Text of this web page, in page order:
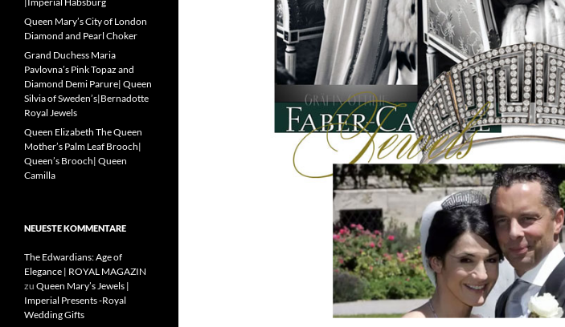
Queen Mary’s City of London
Diamond and Pearl Choker
Grand Duchess Maria
Pavlovna’s Pink Topaz and
Diamond Demi Parure| Queen
Silvia of Sweden’s|Bernadotte
Royal Jewels
Queen Elizabeth The Queen
Mother’s Palm Leaf Brooch|
Queen’s Brooch| Queen
Camilla
NEUESTE KOMMENTARE
The Edwardians: Age of
Elegance | ROYAL MAGAZIN
zu Queen Mary’s Jewels |
Imperial Presents -Royal
Wedding Gifts